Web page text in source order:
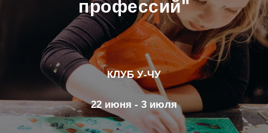
профессий"
КЛУБ У-ЧУ
22 июня - 3 июля